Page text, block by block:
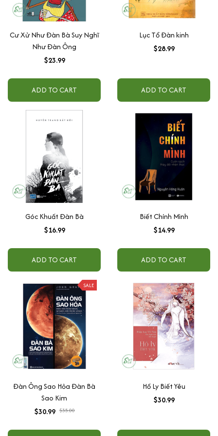
Cư Xử Như Đàn Bà Suy Nghĩ
Như Đàn Ông
$23.99
ADD TO CART
Lục Tổ Đàn kinh
$28.99
ADD TO CART
Góc Khuất Đàn Bà
$16.99
ADD TO CART
Biết Chính Mình
$14.99
ADD TO CART
SALE
Đàn Ông Sao Hỏa Đàn Bà
Sao Kim
$30.99 $35.00
Hồ Ly Biết Yêu
$30.99